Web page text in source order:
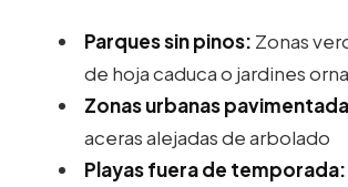
Parques sin pinos: Zonas
de hoja caduca o jardines
Zonas urbanas
aceras alejadas de arbolado
Playas fuera de temporada: